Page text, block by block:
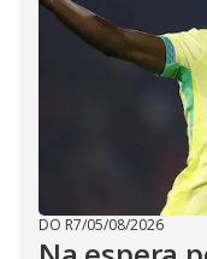
DO R7/05/08/2026